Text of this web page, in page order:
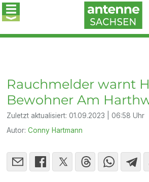
Rauchmelder warnt
Bewohner Am
Zuletzt aktualisiert:01.09.2023 | 06:58 Uhr
Autor:Conny Hartmann